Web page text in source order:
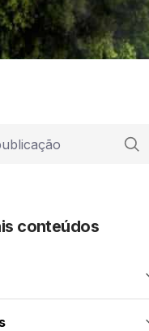
conteúdos